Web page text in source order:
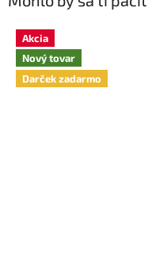
Akcia
Nový tovar
Darček zadarmo